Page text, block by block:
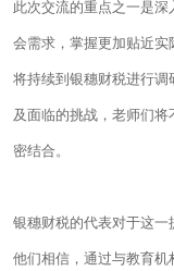
此次交流的重点之一是深
会需求，掌握更加贴近
将持续到银穗财税进行调
及面临的挑战，老师们
密结合。
银穗财税的代表对于这一
他们相信，通过与教育